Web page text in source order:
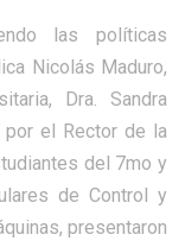
las políticas
Nicolás Maduro,
Dra. Sandra
por el Rector de la
del 7mo y
de Control y
presentaron